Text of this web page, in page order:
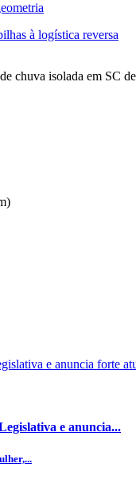
à logística reversa
chuva isolada em SC
e anuncia...